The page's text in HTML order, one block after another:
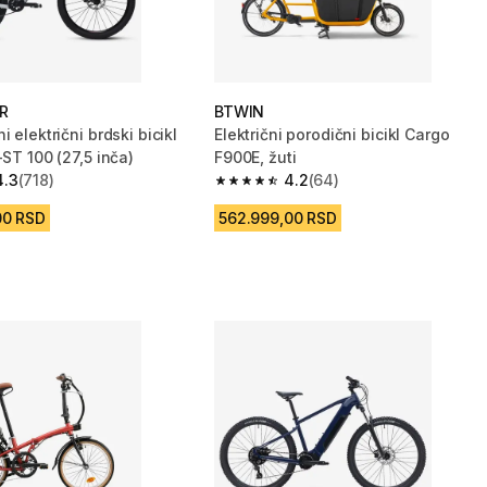
električni brdski bicikl
100 (27,5 inča)
from 718 Recenzije
(718)
RSD
BTWIN
Električni porodični bicikl Cargo
F900E, žuti
4.2
4.2 od 5 zvezdica from 64 Recenzije
(64)
562.999,00 RSD